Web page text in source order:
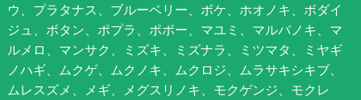
ウ、プラタナス、ブルーベリー、ボケ、ホオノキ、ボダイ
ジュ、ボタン、ポプラ、ポポー、マユミ、マルバノキ、マ
ルメロ、マンサク、ミズキ、ミズナラ、ミツマタ、ミヤギ
ノハギ、ムクゲ、ムクノキ、ムクロジ、ムラサキシキブ、
ムレスズメ、メギ、メグスリノキ、モクゲンジ、モクレ